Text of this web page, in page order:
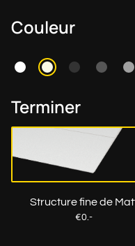
Couleur
Terminer
Structure fine de
€0.-